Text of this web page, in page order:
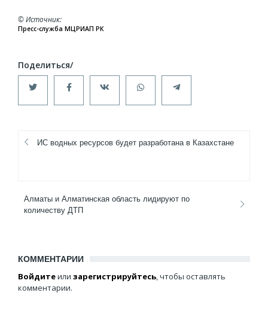
© Источник
Пресс-служба МЦРИАП РК
ИС водных ресурсов будет разработана в Казахстане
Алматы и Алматинская область лидируют по
количеству ДТП
КОММЕНТАРИИ
Войдитеили зарегистрируйтесь, чтобы оставлять
комментарии.